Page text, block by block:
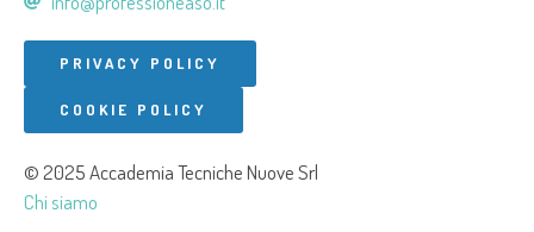
PRIVACY POLICY
COOKIE POLICY
© 2025 Accademia Tecniche Nuove Srl
Chi siamo